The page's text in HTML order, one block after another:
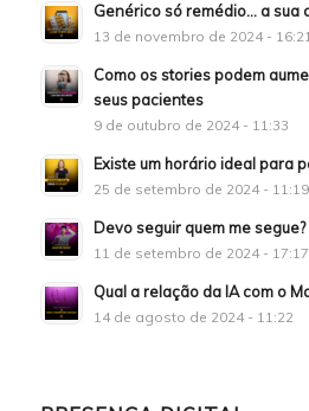
Genérico só remédio… a sua
13 de novembro de 2024 -
Como os stories podem
seus pacientes
9 de outubro de 2024 - 11:33
Existe um horário ideal para
25 de setembro de 2024 - 11:19
Devo seguir quem me segue?
11 de setembro de 2024 - 17:17
Qual a relação da IA com o
14 de agosto de 2024 - 11:22